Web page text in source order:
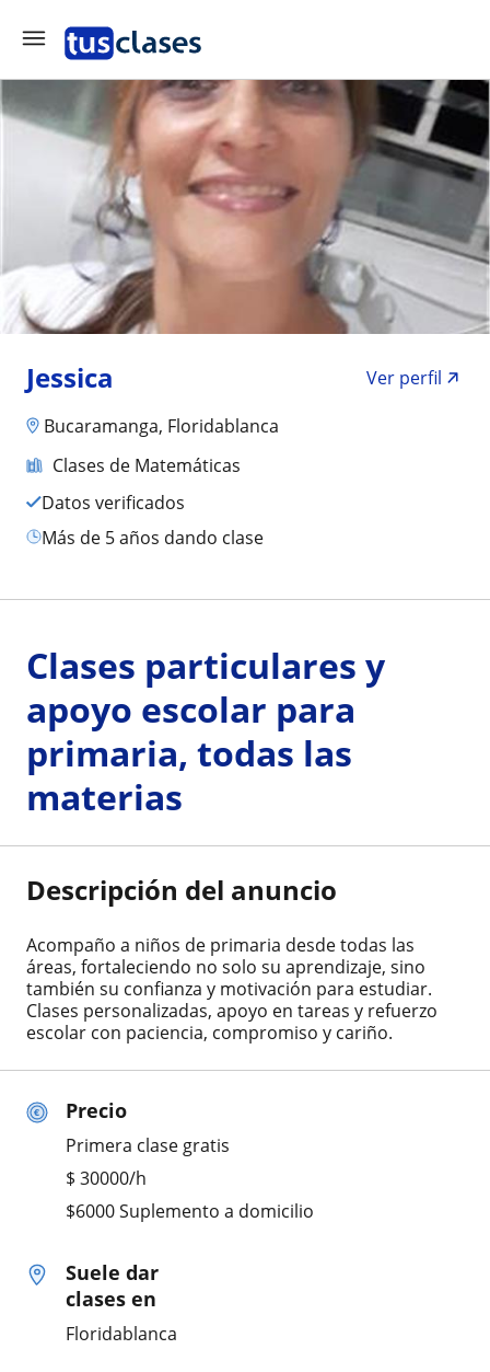
Jessica
Ver perfil
Bucaramanga, Floridablanca
Clases de Matemáticas
Datos verificados
más de 5 años dando clase
Precio
Primera clase gratis
$ 30000/h
$6000 Suplemento a domicilio
Suele dar
clases en
Floridablanca
Clases particulares y
apoyo escolar para
primaria, todas las
materias
Descripción del anuncio
Acompaño a niños de primaria desde todas las
áreas, fortaleciendo no solo su aprendizaje, sino
también su confianza y motivación para estudiar.
Clases personalizadas, apoyo en tareas y refuerzo
escolar con paciencia, compromiso y cariño.